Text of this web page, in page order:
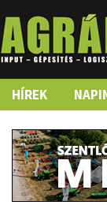
Skip
content
HÍREK